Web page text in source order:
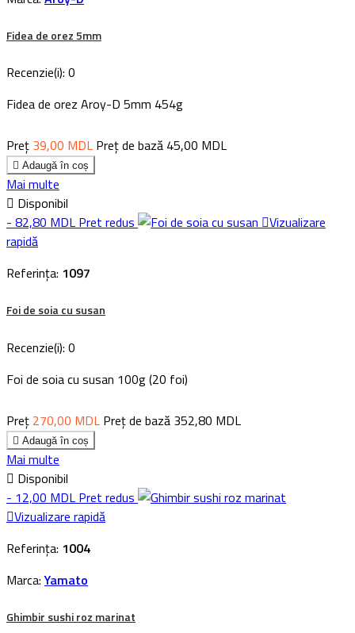
Fidea de orez 5mm
Recenzie(i): 0
Fidea de orez Aroy-D 5mm 454g
Preț 39,00 MDL Preț de bază 45,00 MDL
 Adaugă în coș
Mai multe
 Disponibil
- 82,80 MDL Pret redus Vizualizare
rapidă
Referința: 1097
Foi de soia cu susan
Recenzie(i): 0
Foi de soia cu susan 100g (20 foi)
Preț 270,00 MDL Preț de bază 352,80 MDL
 Adaugă în coș
Mai multe
 Disponibil
- 12,00 MDL Pret redus
Vizualizare rapidă
Referința: 1004
Marca:Yamato
Ghimbir sushi roz marinat